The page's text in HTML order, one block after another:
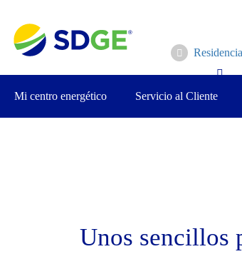
contenido
principal
Mi centro energético Servicio al Cliente
Unos sencillos